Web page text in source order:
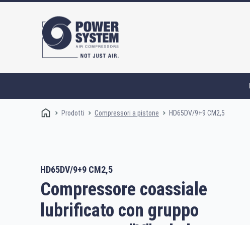
Compressori a vite
Prodotti Compressori a pistone HD65DV/9+9 CM2,5
HD65DV/9+9 CM2,5
Compressore coassiale
lubrificato con gruppo